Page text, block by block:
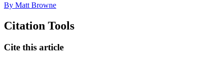
By Matt Browne
Citation Tools
Cite this article